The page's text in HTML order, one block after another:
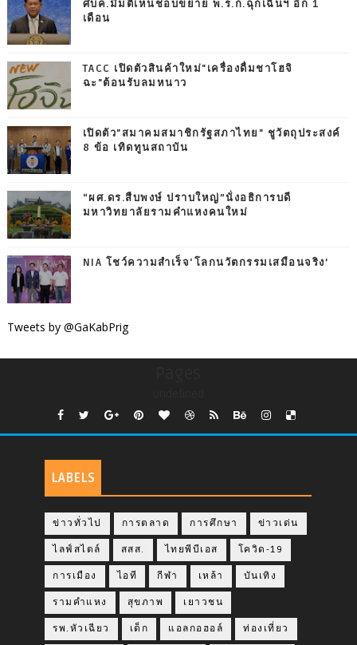
ศบค.มีมติเห็นชอบขยาย พ.ร.ก.ฉุกเฉินฯ อีก 1
เดือน
TACC เปิดตัวสินค้าใหม่"เครื่องดื่มชาโฮจิ
ฉะ"ต้อนรับลมหนาว
เปิดตัว"สมาคมสมาชิกรัฐสภาไทย" ชูวัตถุประสงค์
8 ข้อ เทิดทูนสถาบัน
“ผศ.ดร.สืบพงษ์ ปราบใหญ่”นั่งอธิการบดี
มหาวิทยาลัยรามคำแหงคนใหม่
NIA โชว์ความสำเร็จ‘โลกนวัตกรรมเสมือนจริง’
Tweets by @GaKabPrig
LABELS
ข่าวทั่วไป การตลาด การศึกษา ข่าวเด่น
ไลฟ์สไตล์ สสส. ไทยพีบีเอส โควิด-19
การเมือง ไอที กีฬา เหล้า บันเทิง
รามคำแหง สุขภาพ เยาวชน
รพ.หัวเฉียว เด็ก แอลกอฮอล์ ท่องเที่ยว